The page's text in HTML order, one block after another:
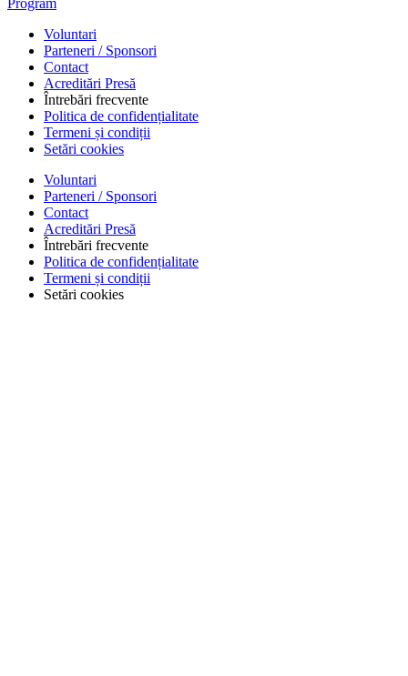
Voluntari
Parteneri / Sponsori
Contact
Acreditări Presă
Întrebări frecvente
Politica de confidențialitate
Termeni și condiții
Setări cookies
Voluntari
Parteneri / Sponsori
Contact
Acreditări Presă
Întrebări frecvente
Politica de confidențialitate
Termeni și condiții
Setări cookies